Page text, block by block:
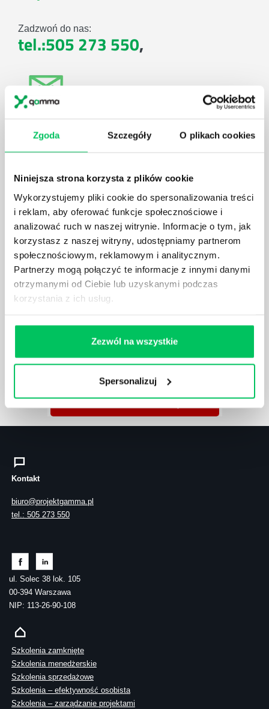
Zgoda Szczegóły O plikach cookies
Niniejsza strona korzysta z plików cookie
Wykorzystujemy pliki cookie do spersonalizowania treści
i reklam, aby oferować funkcje społecznościowe i
analizować ruch w naszej witrynie. Informacje o tym, jak
korzystasz z naszej witryny, udostępniamy partnerom
społecznościowym, reklamowym i analitycznym.
Partnerzy mogą połączyć te informacje z innymi danymi
otrzymanymi od Ciebie lub uzyskanymi podczas
korzystania z ich usług.
Zezwól na wszystkie
Spersonalizuj
Zadzwoń do nas:
tel.:505 273 550,
biuro@projektgamma.pl
ul. Solec 38 lok. 105
00-394 Warszawa
Znajdź nas na mapie
Zobacz mapę
Kontakt
biuro@projektgamma.pl
tel.: 505 273 550
ul. Solec 38 lok. 105
00-394 Warszawa
NIP: 113-26-90-108
Szkolenia zamknięte
Szkolenia menedżerskie
Szkolenia sprzedażowe
Szkolenia – efektywność osobista
Szkolenia – zarządzanie projektami